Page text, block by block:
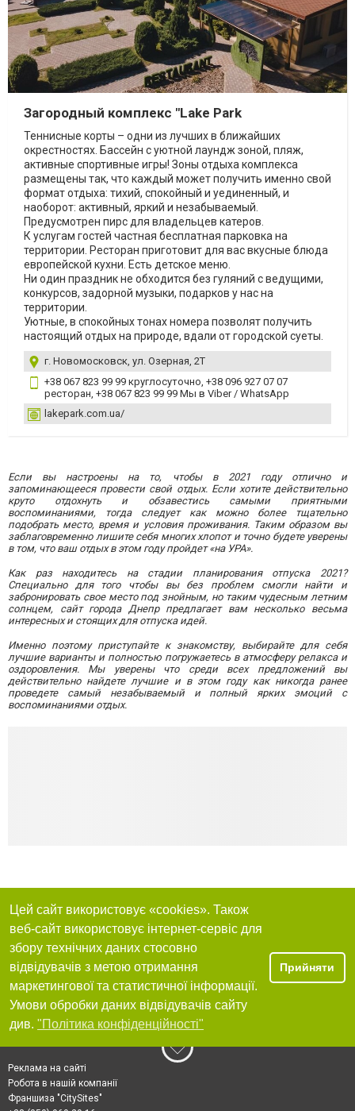
Загородный комплекс "Lake Park
Теннисные корты – одни из лучших в ближайших
окрестностях. Бассейн с уютной лаундж зоной, пляж,
активные спортивные игры! Зоны отдыха комплекса
размещены так, что каждый может получить именно свой
формат отдыха: тихий, спокойный и уединенный, и
наоборот: активный, яркий и незабываемый.
Предусмотрен пирс для владельцев катеров.
К услугам гостей частная бесплатная парковка на
территории. Ресторан приготовит для вас вкусные блюда
европейской кухни. Есть детское меню.
Ни один праздник не обходится без гуляний с ведущими,
конкурсов, задорной музыки, подарков у нас на
территории.
Уютные, в спокойных тонах номера позволят получить
настоящий отдых на природе, вдали от городской суеты.
г. Новомосковск, ул. Озерная, 2Т
+38 067 823 99 99 круглосуточно, +38 096 927 07 07
ресторан, +38 067 823 99 99 Мы в Viber / WhatsApp
lakepark.com.ua/
Если вы настроены на то, чтобы в 2021 году отлично и
запоминающееся провести свой отдых. Если хотите действительно
круто отдохнуть и обзавестись самыми приятными
воспоминаниями, тогда следует как можно более тщательно
подобрать место, время и условия проживания. Таким образом вы
заблаговременно лишите себя многих хлопот и точно будете уверены
в том, что ваш отдых в этом году пройдет «на УРА».
Как раз находитесь на стадии планирования отпуска 2021?
Специально для того чтобы вы без проблем смогли найти и
забронировать свое место под знойным, но таким чудесным летним
солнцем, сайт города Днепр предлагает вам несколько весьма
интересных и стоящих для отпуска идей.
Именно поэтому приступайте к знакомству, выбирайте для себя
лучшие варианты и полностью погружаетесь в атмосферу релакса и
оздоровления. Мы уверены что среди всех предложений вы
действительно найдете лучшие и в этом году как никогда ранее
проведете самый незабываемый и полный ярких эмоций с
воспоминаниями отдых.
Цей сайт використовує «cookies». Також
веб-сайт використовує інтернет-сервіс для
збору технічних даних стосовно
відвідувачів з метою отримання
маркетингової та статистичної інформації.
Умови обробки даних відвідувачів сайту
див. "Політика конфіденційності"
Прийняти
Реклама на сайті
Робота в нашій компанії
Франшиза "CitySites"